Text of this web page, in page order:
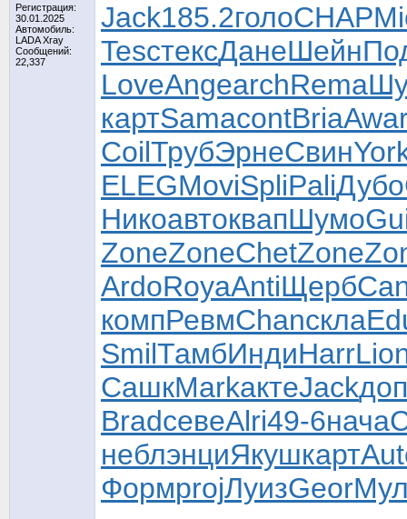
Регистрация:
30.01.2025
Автомобиль:
LADA Xray
Сообщений:
22,337
Jack185.2голоCHAP
TescтексДанеШейн
LoveAngearchRema
картSamacontBria
CoilТрубЭрнеСвин
ELEGMoviSpliPaliДубо
НикоавтоквапШумо
ZoneZoneChetZone
ArdoRoyaAntiЩерб
компРевмChanскла
SmilТамбИндиHarr
СашкMarkактеJack
BradсевеAlri49-6нача
неблэнциЯкушкарт
ФормprojЛуизGeor